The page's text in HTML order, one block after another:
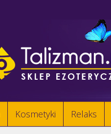
Kosmetyki Relaks